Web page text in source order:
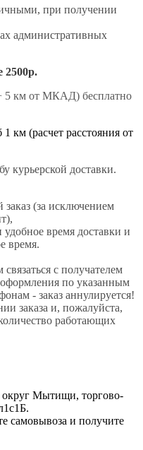
при получении
административных
2500р.
5 км от МКАД) бесплатно
км (расчет расстояния от
курьерской доставки.
заказ (за исключением
время доставки и
время.
с получателем
оформления по указанным
- заказ аннулируется!
заказа и, пожалуйста,
работающих
округ Мытищи, торгово-
самовывоза и получите